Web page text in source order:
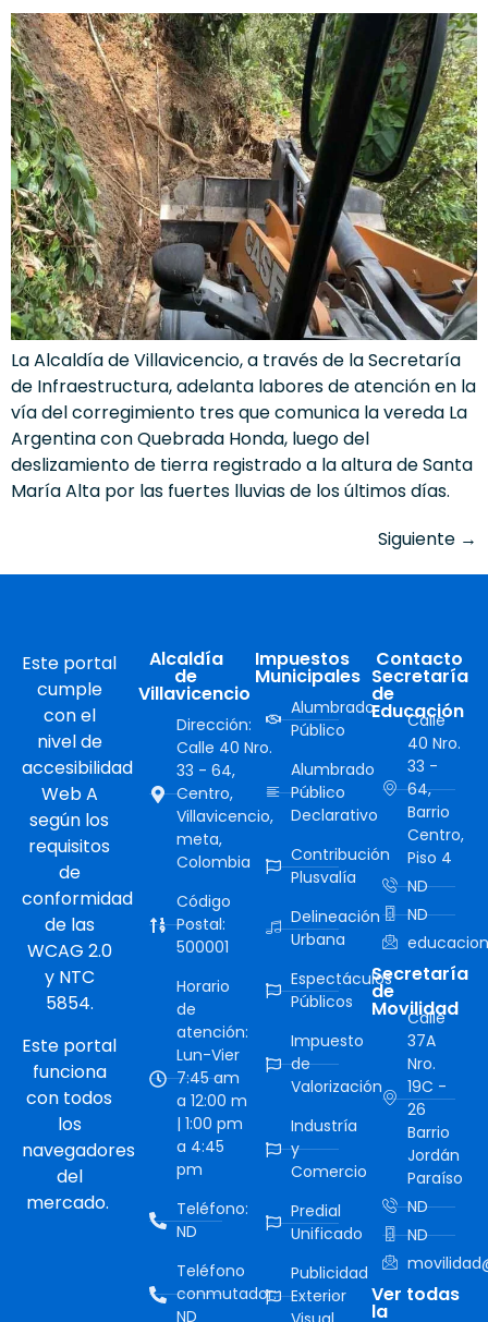
La Alcaldía de Villavicencio, a través de la Secretaría
de Infraestructura, adelanta labores de atención en la
vía del corregimiento tres que comunica la vereda La
Argentina con Quebrada Honda, luego del
deslizamiento de tierra registrado a la altura de Santa
María Alta por las fuertes lluvias de los últimos días.
Siguiente →
Este portal
cumple
con el
nivel de
accesibilidad
Web A
según los
requisitos
de
conformidad
de las
WCAG 2.0
y NTC
5854.
Este portal
funciona
con todos
los
navegadores
del
mercado.
Alcaldía
de
Villavicencio
Dirección:
Calle 40 Nro.
33 - 64,
Centro,
Villavicencio,
meta,
Colombia
Código
Postal:
500001
Horario
de
atención:
Lun-Vier
7:45 am
a 12:00 m
| 1:00 pm
a 4:45
pm
Teléfono:
ND
Teléfono
conmutador:
ND
Impuestos
Municipales
Alumbrado
Público
Alumbrado
Público
Declarativo
Contribución
Plusvalía
Delineación
Urbana
Espectáculos
Públicos
Impuesto
de
Valorización
Industría
y
Comercio
Predial
Unificado
Publicidad
Exterior
Contacto
Secretaría
de
Educación
Calle
40 Nro.
33 -
64,
Barrio
Centro,
Piso 4
ND
ND
Secretaría
de
Movilidad
Calle
37A
Nro.
19C -
26
Barrio
Jordán
Paraíso
ND
ND
Ver todas
la